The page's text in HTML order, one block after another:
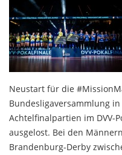
Neustart für die
Bundesligaversammlung
Achtelfinalpartien im DVV-
ausgelost. Bei den
Brandenburg-Derby